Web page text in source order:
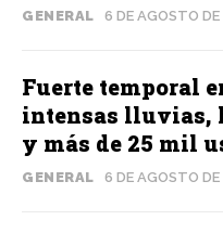
GENERAL 6 DE AGOSTO
Fuerte temporal
intensas lluvias,
y más de 25 mil
GENERAL 6 DE AGOSTO